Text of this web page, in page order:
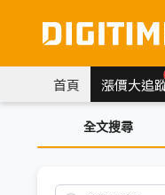
首頁 漲價大追
全文搜尋